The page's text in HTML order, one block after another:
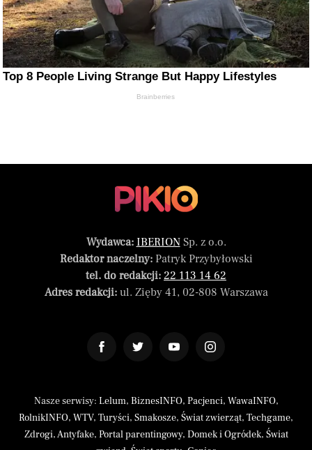
Top 8 People Living Strange But Happy Lifestyles
Brainberries
Wydawca: IBERIONSp. z o.o.
Redaktor naczelny:Patryk Przybyłowski
tel. do redakcji: 22 113 14 62
Adres redakcji:ul. Zięby 41, 02-808 Warszawa
Nasze serwisy: Lelum, BiznesINFO, Pacjenci, WawaINFO,
RolnikINFO, WTV, Turyści, Smakosze, Świat zwierząt, Techgame,
Zdrogi,Antyfake, Portal parentingowy, Domek i Ogródek, Świat